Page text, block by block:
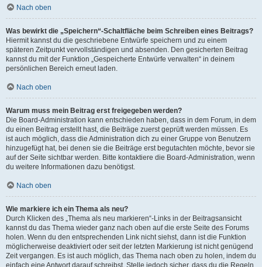
Nach oben
Was bewirkt die „Speichern“-Schaltfläche beim Schreiben eines Beitrags?
Hiermit kannst du die geschriebene Entwürfe speichern und zu einem
späteren Zeitpunkt vervollständigen und absenden. Den gesicherten Beitrag
kannst du mit der Funktion „Gespeicherte Entwürfe verwalten“ in deinem
persönlichen Bereich erneut laden.
Nach oben
Warum muss mein Beitrag erst freigegeben werden?
Die Board-Administration kann entschieden haben, dass in dem Forum, in dem
du einen Beitrag erstellt hast, die Beiträge zuerst geprüft werden müssen. Es
ist auch möglich, dass die Administration dich zu einer Gruppe von Benutzern
hinzugefügt hat, bei denen sie die Beiträge erst begutachten möchte, bevor sie
auf der Seite sichtbar werden. Bitte kontaktiere die Board-Administration, wenn
du weitere Informationen dazu benötigst.
Nach oben
Wie markiere ich ein Thema als neu?
Durch Klicken des „Thema als neu markieren“-Links in der Beitragsansicht
kannst du das Thema wieder ganz nach oben auf die erste Seite des Forums
holen. Wenn du den entsprechenden Link nicht siehst, dann ist die Funktion
möglicherweise deaktiviert oder seit der letzten Markierung ist nicht genügend
Zeit vergangen. Es ist auch möglich, das Thema nach oben zu holen, indem du
einfach eine Antwort darauf schreibst. Stelle jedoch sicher, dass du die Regeln